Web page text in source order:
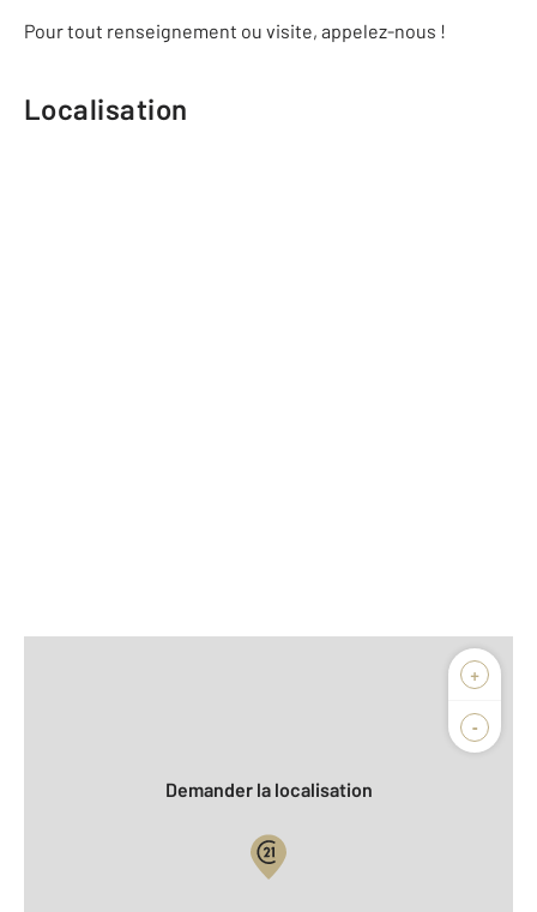
Pour tout renseignement ou visite, appelez-nous !
Localisation
+
-
Biens vendus
Demander la localisation